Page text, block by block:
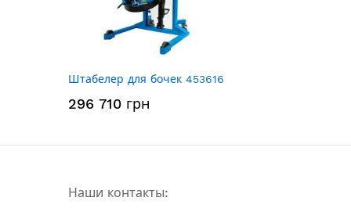
Штабелер для бочек 453616
296 710 грн
Наши контакты: